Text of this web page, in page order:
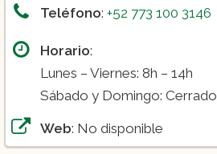
Teléfono: +52 773 100 3146
Horario:
Lunes – Viernes: 8h – 14h
Sábado y Domingo: Cerrado
Web: No disponible